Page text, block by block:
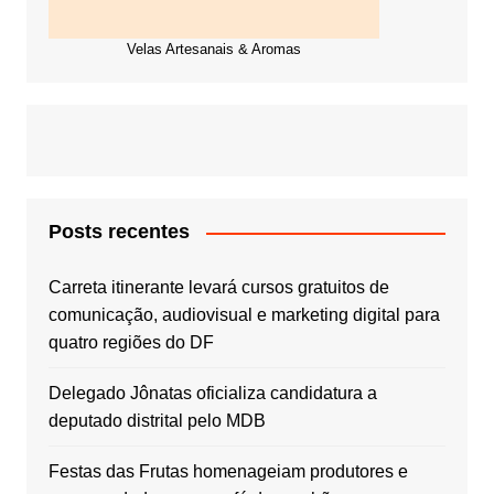
Velas Artesanais & Aromas
Posts recentes
Carreta itinerante levará cursos gratuitos de
comunicação, audiovisual e marketing digital para
quatro regiões do DF
Delegado Jônatas oficializa candidatura a
deputado distrital pelo MDB
Festas das Frutas homenageiam produtores e